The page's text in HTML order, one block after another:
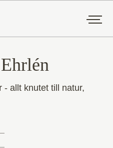
- allt knutet till natur,